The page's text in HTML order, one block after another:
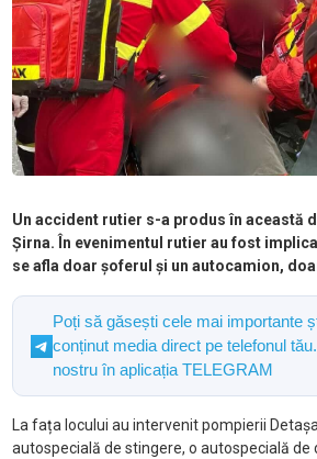
Un accident rutier s-a produs în această
Șirna. În evenimentul rutier au fost
se afla doar șoferul și un autocamion,
Poți să găsești cele mai importante
conținut media direct pe telefonul
nostru în aplicația TELEGRAM
La fața locului au intervenit pompierii
autospecială de stingere, o autospecială de